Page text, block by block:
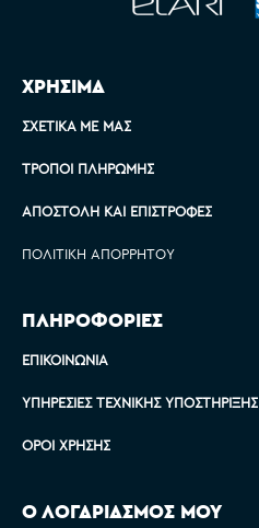
ΧΡΗΣΙΜΑ
ΣΧΕΤΙΚΆ ΜΕ ΜΑΣ
ΤΡΌΠΟΙ ΠΛΗΡΩΜΉΣ
ΑΠΟΣΤΟΛΉ ΚΑΙ ΕΠΙΣΤΡΟΦΈΣ
ΠΟΛΙΤΙΚΉ ΑΠΟΡΡΉΤΟΥ
ΠΛΗΡΟΦΟΡΙΕΣ
ΕΠΙΚΟΙΝΩΝΊΑ
ΥΠΗΡΕΣΊΕΣ ΤΕΧΝΙΚΉΣ ΥΠΟΣΤΉΡΙΞΗΣ
ΌΡΟΙ ΧΡΉΣΗΣ
Ο ΛΟΓΑΡΙΑΣΜΟΣ ΜΟΥ